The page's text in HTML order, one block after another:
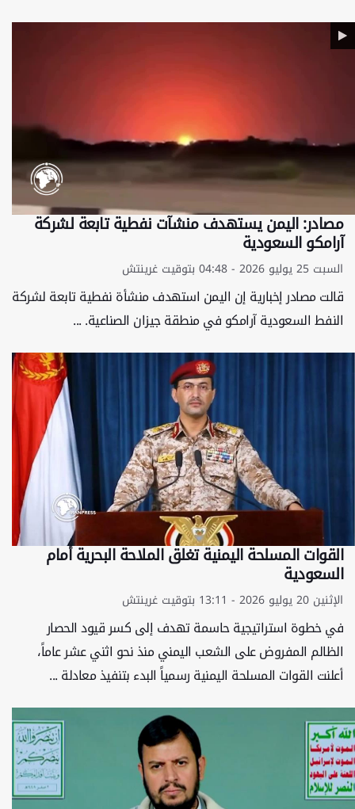
مصادر: اليمن يستهدف منشآت نفطية تابعة لشركة
آرامكو السعودية
السبت 25 يوليو 2026 - 04:48 بتوقيت غرينتش
قالت مصادر إخبارية إن اليمن استهدف منشأة نفطية تابعة لشركة
النفط السعودية آرامكو في منطقة جيزان الصناعية. ...
القوات المسلحة اليمنية تغلق الملاحة البحرية أمام
السعودية
الإثنين 20 يوليو 2026 - 13:11 بتوقيت غرينتش
في خطوة استراتيجية حاسمة تهدف إلى كسر قيود الحصار
الظالم المفروض على الشعب اليمني منذ نحو اثني عشر عاماً،
أعلنت القوات المسلحة اليمنية رسمياً البدء بتنفيذ معادلة ...